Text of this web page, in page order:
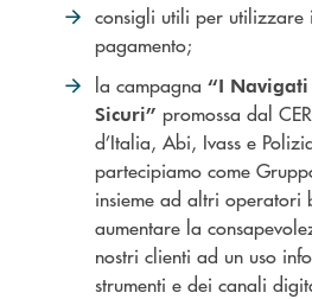
consigli utili per utilizzare
pagamento;
la campagna “I
Sicuri” promossa dal
d’Italia, Abi, Ivass e
partecipiamo come
insieme ad altri operatori
aumentare la
nostri clienti ad un uso
strumenti e dei canali